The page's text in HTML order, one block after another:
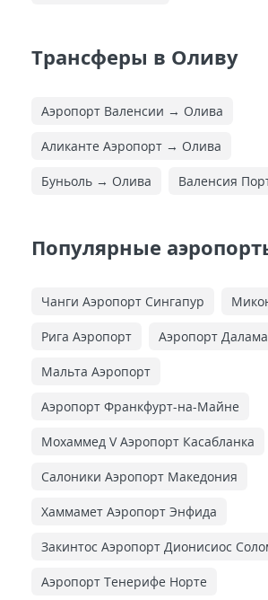
Трансферы в Оливу
Аэропорт Валенсии → Олива
Аликанте Аэропорт → Олива
Буньоль → Олива Валенсия
Популярные
Чанги Аэропорт Сингапур
Рига Аэропорт Аэропорт
Мальта Аэропорт
Аэропорт Франкфурт-на-Майне
Мохаммед V Аэропорт Касабланка
Салоники Аэропорт Македония
Хаммамет Аэропорт Энфида
Закинтос Аэропорт Дионисиос
Аэропорт Тенерифе Норте